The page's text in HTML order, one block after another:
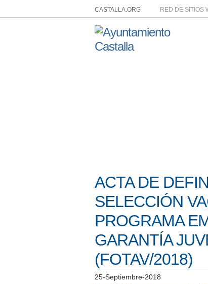
CASTALLA.ORG RED DE SITIOS
ACTA DE
SELECCIÓN
PROGRAMA
GARANTÍA
(FOTAV/2018)
25-Septiembre-2018